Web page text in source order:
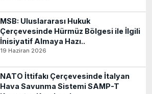
MSB: Uluslararası Hukuk
Çerçevesinde Hürmüz Bölgesi ile İlgili
İnisiyatif Almaya Hazı..
19 Haziran 2026
NATO İttifakı Çerçevesinde İtalyan
Hava Savunma Sistemi SAMP-T